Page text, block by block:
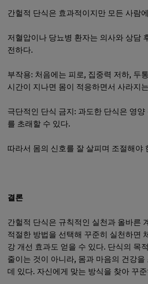
간헐적 단식은 효과적이지만 모든 사람
저혈압이나 당뇨병 환자는 의사와 상담
전하다.
부작용: 처음에는 피로, 집중력 저하, 두
시간이 지나면 몸이 적응하면서 사라지
극단적인 단식 금지: 과도한 단식은 영
를 초래할 수 있다.
따라서 몸의 신호를 잘 살피며 조절해야
결론
간헐적 단식은 규칙적인 실천과 올바른
적절한 방법을 선택해 꾸준히 실천하면
강 개선 효과도 얻을 수 있다. 단식의 목
줄이는 것이 아니라, 몸과 마음의 건강
데 있다. 자신에게 맞는 방식을 찾아 꾸